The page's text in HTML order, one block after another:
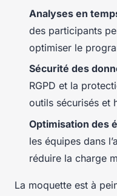
Analyses en
des participants
optimiser le
Sécurité des
RGPD et la
outils sécurisés et
Optimisation des
les équipes dans
réduire la charge
La moquette est à